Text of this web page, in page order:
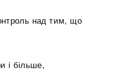
над тим, що
і більше,